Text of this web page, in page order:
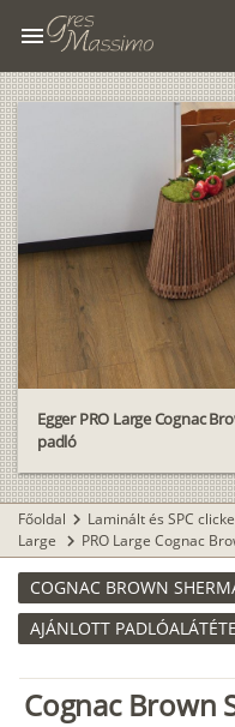
menu
Egger PRO Large Cognac
padló
Főoldal chevron_right Laminált és SPC
Large chevron_right PRO Large Cognac
COGNAC BROWN
AJÁNLOTT
Cognac Brown